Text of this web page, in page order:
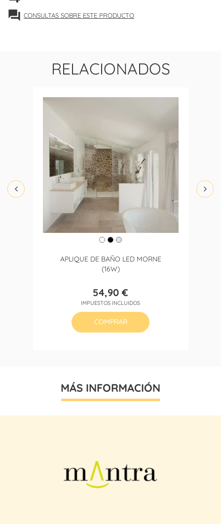
forum CONSULTAS SOBRE ESTE PRODUCTO
RELACIONADOS
APLIQUE DE BAÑO LED MORNE
(16W)
Precio
54,90 €
IMPUESTOS INCLUIDOS
COMPRAR
MÁS INFORMACIÓN